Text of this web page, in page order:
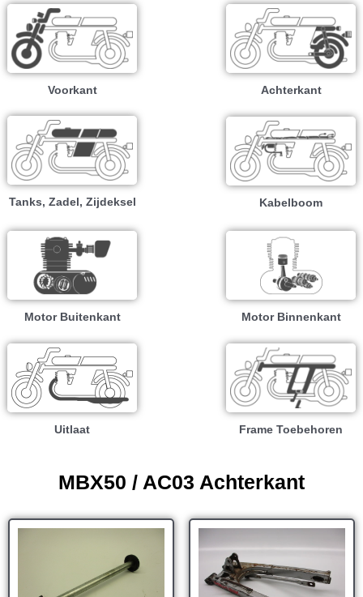
Voorkant Achterkant
Tanks, Zadel, Zijdeksel Kabelboom
Motor Buitenkant Motor Binnenkant
Uitlaat Frame Toebehoren
MBX50 / AC03 Achterkant